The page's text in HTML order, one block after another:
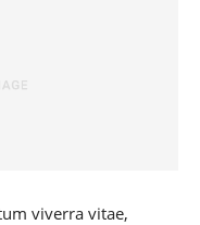
viverra vitae,